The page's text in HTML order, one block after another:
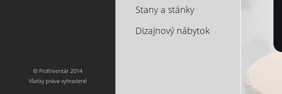
© Profinventár 2014
Všetky práva vyhradené
Stany a stánky
Dizajnový nábytok